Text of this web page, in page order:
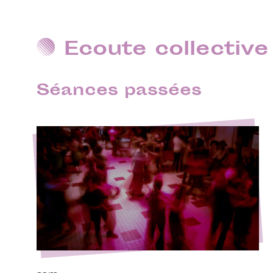
Ecoute collective
Séances passées